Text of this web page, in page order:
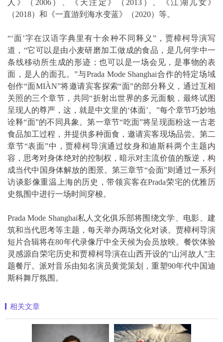
人》（2006）、《天注定》（2013）、《江湖儿女》
（2018）和《一直游到海水变蓝》（2020）等。
“‘面’字在汉语字典里有十余种不同释义”，贾樟柯导演写
道，“它可以是由小麦研磨加工做成的食品，是几何学中一
条线移动所生成的形迹；也可以是一场会见，是事物的表
面，是人的面孔。”与Prada Mode Shanghai合作的特定场域
创作“面MIÀN”将邀请宾客探索“面”的部分释义，通过互相
关照的三个章节，共同“折射出世界的多元面貌，最终试图
呈现人的尊严，这，就是中文里的‘体面’。”每个章节巧妙地
诠释“面”的不同具象。第一章节“吃面”将呈现面粉这一古老
食品加工过程，并提供多种面食，邀请宾客现场品尝。第二
章节“表面”中，贾樟柯导演通过纹身和迪斯科两个主题内
容，思考对身体绝对的控制权，暗示对主流价值的叛逆，构
成当代中国身体解放的图景。第三章节“会面”则通过一系列
访谈影像重温上海的历史，带领宾客在Prada荣宅的优雅历
史氛围中进行一场时间穿梭。
Prada Mode Shanghai私人文化俱乐部将围绕文学、电影、建
筑和当代思考等主题，每天举办两场文化对谈。贾樟柯导演
短片合辑将在80年代录像厅中全天候为会员放映。餐饮体验
灵感源自荣宅历史和贾樟柯导演在山西开设的“山河故人”主
题餐厅。派对音乐由知名演员黄觉策划，重塑90年代中国迪
斯科舞厅氛围。
相关文章